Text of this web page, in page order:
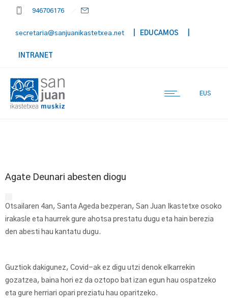
946706176
secretaria@sanjuanikastetxea.net | EDUCAMOS
INTRANET
EUS
Agate Deunari abesten diogu
Otsailaren 4an, Santa Ageda bezperan, San Juan Ikastetxe osoko
irakasle eta haurrek gure ahotsa prestatu dugu eta hain berezia
den abesti hau kantatu dugu.
Guztiok dakigunez, Covid-ak ez digu utzi denok elkarrekin
gozatzea, baina hori ez da oztopo bat izan egun hau ospatzeko
eta gure herriari opari preziatu hau oparitzeko.